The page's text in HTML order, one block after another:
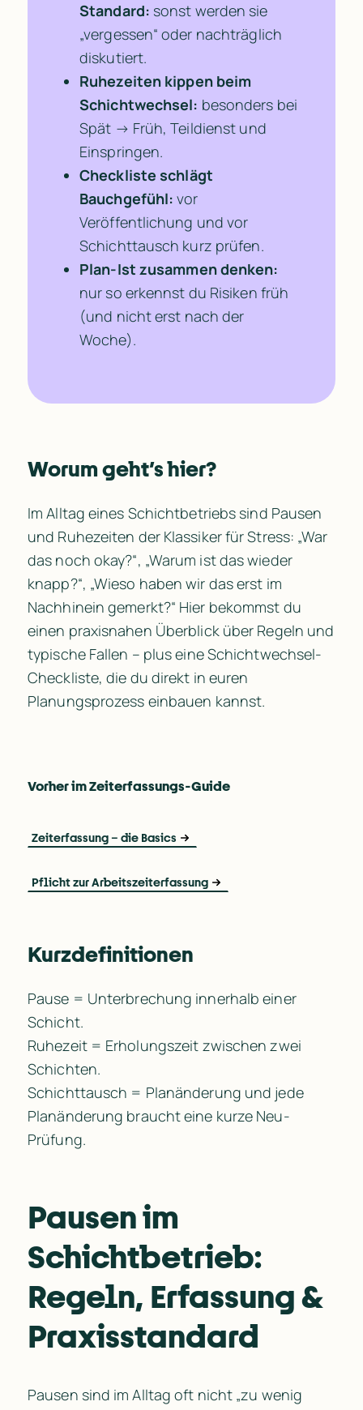
Standard: sonst werden sie
„vergessen“ oder nachträglich
diskutiert.
Ruhezeiten kippen beim
Schichtwechsel: besonders bei
Spät → Früh, Teildienst und
Einspringen.
Checkliste schlägt
Bauchgefühl: vor
Veröffentlichung und vor
Schichttausch kurz prüfen.
Plan-Ist zusammen denken:
nur so erkennst du Risiken früh
(und nicht erst nach der
Woche).
Worum geht’s hier?
Im Alltag eines Schichtbetriebs sind Pausen
und Ruhezeiten der Klassiker für Stress: „War
das noch okay?“, „Warum ist das wieder
knapp?“, „Wieso haben wir das erst im
Nachhinein gemerkt?“ Hier bekommst du
einen praxisnahen Überblick über Regeln und
typische Fallen – plus eine Schichtwechsel-
Checkliste, die du direkt in euren
Planungsprozess einbauen kannst.
Vorher im Zeiterfassungs-Guide
Zeiterfassung – die Basics
Pflicht zur Arbeitszeiterfassung
Kurzdefinitionen
Pause = Unterbrechung innerhalb einer
Schicht.
Ruhezeit = Erholungszeit zwischen zwei
Schichten.
Schichttausch = Planänderung und jede
Planänderung braucht eine kurze Neu-
Prüfung.
Pausen im
Schichtbetrieb:
Regeln, Erfassung &
Praxisstandard
Pausen sind im Alltag oft nicht „zu wenig